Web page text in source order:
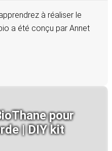
à réaliser le
a été conçu par Annet
pour
| DIY kit